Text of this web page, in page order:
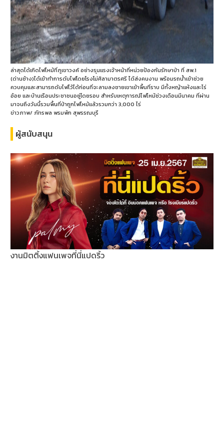
ล่าสุดได้เกิดไฟไหม้ที่ภูเขาวงค์ อย่างรุนแรงเจ้าหน้าที่หน่วยป้องกันรักษาป่า ที่ สพ.1
(ด่านช้าง)ได้เข้าทำการดับไฟโดยโรงโม่ศิลามาตรศรี ได้ส่งคนงาน พร้อมรถน้ำเข้าช่วย
ควบคุมและสามารถดับไฟไว้ได้ก่อนที่จะลามลงชายเขาเข้าพื้นที่ราบ มีทั้งหญ้าแห้งและไร่
อ้อย และบ้านเรือนประชาชนอยู่โดยรอบ สำหรับเหตุการณ์ไฟไหม้ช่วงเดือนมีนาคม ที่ผ่าน
มาจนถึงวันนี้รวมพื้นที่ป่าถูกไฟไหม้แล้วรวมกว่า 3,000 ไร่
ข่าวภาพ/ ภัทรพล พรมพัก สุพรรณบุรี
ผู้สนับสนุน
งานมิตติ้งแฟนเพจที่นี่แปดริ้ว